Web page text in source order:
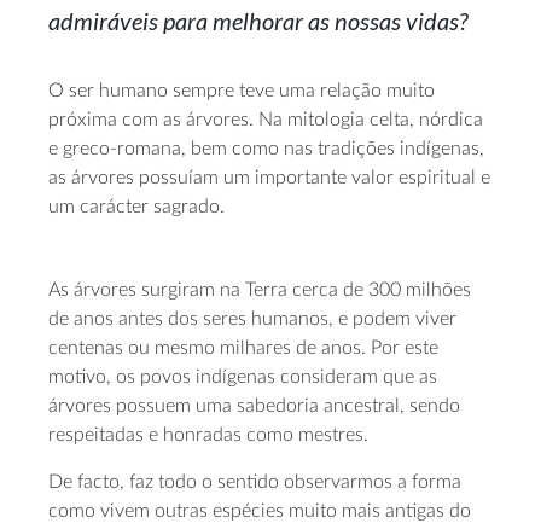
admiráveis para melhorar as nossas vidas?
O ser humano sempre teve uma relação muito
próxima com as árvores. Na mitologia celta, nórdica
e greco-romana, bem como nas tradições indígenas,
as árvores possuíam um importante valor espiritual e
um carácter sagrado.
As árvores surgiram na Terra cerca de 300 milhões
de anos antes dos seres humanos, e podem viver
centenas ou mesmo milhares de anos. Por este
motivo, os povos indígenas consideram que as
árvores possuem uma sabedoria ancestral, sendo
respeitadas e honradas como mestres.
De facto, faz todo o sentido observarmos a forma
como vivem outras espécies muito mais antigas do